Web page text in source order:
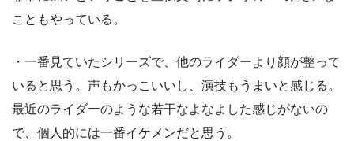
こともやっている。
・一番見ていたシリーズで、他のライダーより顔が整って
いると思う。声もかっこいいし、演技もうまいと感じる。
最近のライダーのような若干なよなよした感じがないの
で、個人的には一番イケメンだと思う。